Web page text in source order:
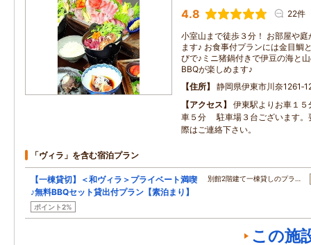
4.8 22件
小室山まで徒歩３分！ お部屋や
ます♪ お食事付プランには金目鯛
びで♪ミニ猪鍋付きで伊豆の海と
BBQが楽しめます♪
住所
静岡県伊東市川奈
アクセス
伊東駅よりお車１
車５分 駐車場３台ございます
際はご連絡下さい。
「ヴィラ」を含む宿泊プラン
【一棟貸切】＜和ヴィラ＞プライベート満喫
♪無料BBQセット貸出付プラン【素泊まり】
ポイント2%
別館2階建て一棟貸しのプラ…
この施